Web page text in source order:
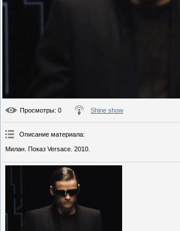
Просмотры: 0 Shine show
Описание материала:
Милан. Показ Versace. 2010.